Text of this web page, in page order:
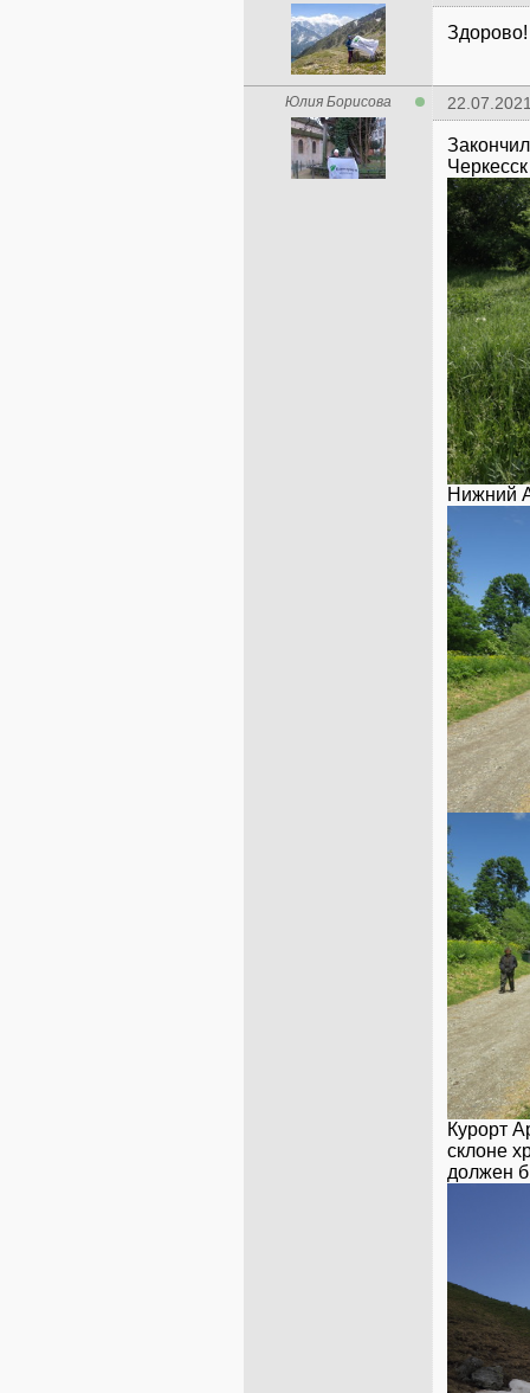
Юлия Борисова
Курорт
склоне